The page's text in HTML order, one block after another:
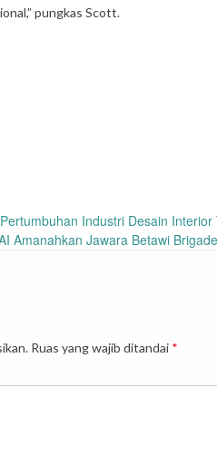
pungkas Scott.
Industri Desain
Amanahkan Jawara Betawi
Ruas yang wajib ditandai *